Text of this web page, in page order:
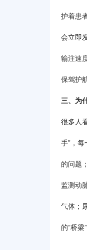
护着患
会立即
输注速
保驾护
三、为
很多人
手”，
的问题
监测动
气体；
的“桥梁”